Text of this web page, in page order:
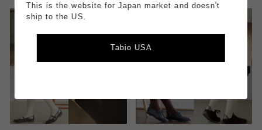
This is the website for Japan market and doesn't
ship to the US.
Tabio USA